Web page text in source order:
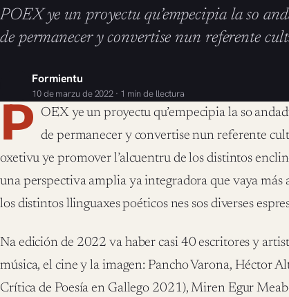
POEX ye un proyectu qu’empecipia la so
de permanecer y convertise nun referente
Formientu
10 de marzu de 2022 · 1 min de llectura
P OEX ye un proyectu qu’empecipia la so
de permanecer y convertise nun referente
oxetivu ye promover l’alcuentru de los distintos
una perspectiva amplia ya integradora que vaya más
los distintos llinguaxes poéticos nes sos diverses
Na edición de 2022 va haber casi 40 escritores y
música, el cine y la imagen: Pancho Varona, Héctor
Crítica de Poesía en Gallego 2021), Miren Egur